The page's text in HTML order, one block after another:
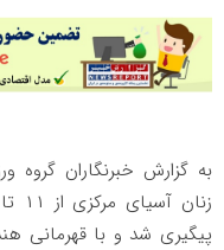
به گزارش خبرنگاران گروه
پیگیری شد و با قهرمانی